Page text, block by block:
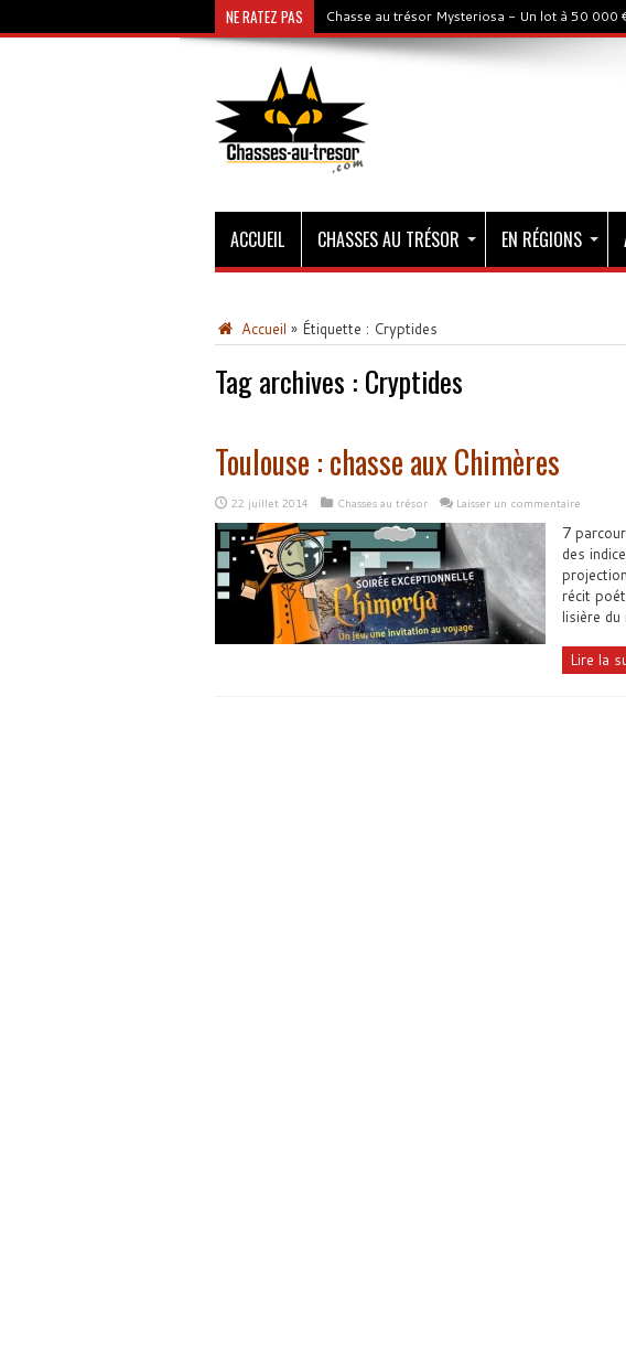
NE RATEZ PAS Chasse au trésor Mysteriosa - Un lot à 50 000
ACCUEIL CHASSES AU TRÉSOR EN RÉGIONS
Accueil » Étiquette : Cryptides
Tag archives : Cryptides
Toulouse : chasse aux Chimères
22 juillet 2014 Chasses au trésor Laisser un commentaire
7
des
récit
lisière du
Lire la